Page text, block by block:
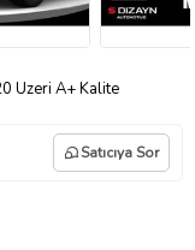
Üzeri A+ Kalite
Satıcıya Sor